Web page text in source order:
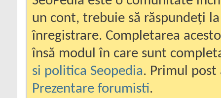
un cont, trebuie să răspundeți
înregistrare. Completarea
însă modul în care sunt
si politica Seopedia. Primul
Prezentare forumisti.